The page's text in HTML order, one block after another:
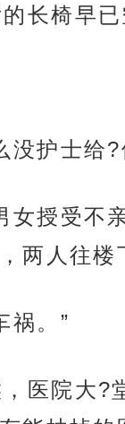
长椅早已
没护士给?
女授受不
两人往
祸。”
医院大?